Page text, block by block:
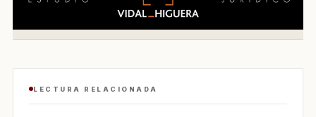
LECTURA RELACIONADA